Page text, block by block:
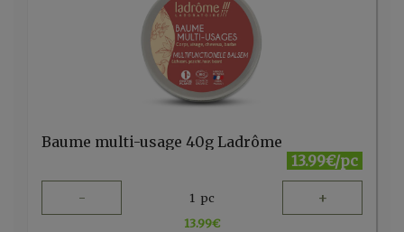
Baume multi-usage 40g Ladrôme
13.99€/pc
- 1 pc +
13.99€